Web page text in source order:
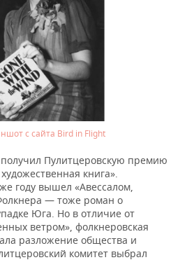
с сайта Bird in Flight
Пулитцеровскую премию
книга».
году вышел «Авессалом,
— тоже роман о
Юга. Но в отличие от
ветром», фолкнеровская
разложение общества и
комитет выбрал